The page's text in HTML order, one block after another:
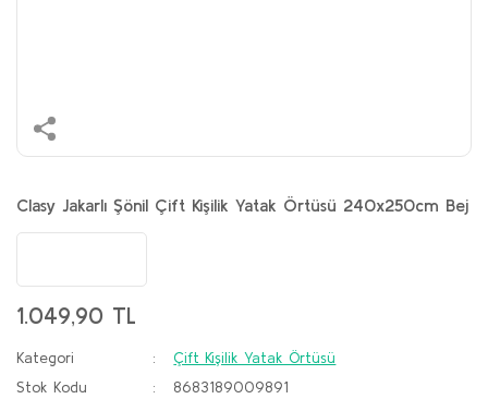
Clasy Jakarlı Şönil Çift Kişilik Yatak Örtüsü 240x250cm Bej
1.049,90 TL
Kategori
Çift Kişilik Yatak Örtüsü
Stok Kodu
8683189009891